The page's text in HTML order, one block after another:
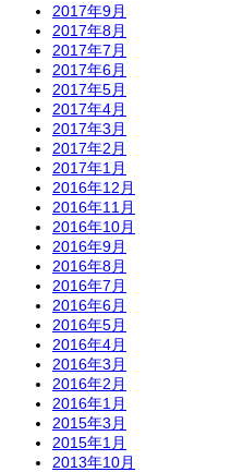
2017年9月
2017年8月
2017年7月
2017年6月
2017年5月
2017年4月
2017年3月
2017年2月
2017年1月
2016年12月
2016年11月
2016年10月
2016年9月
2016年8月
2016年7月
2016年6月
2016年5月
2016年4月
2016年3月
2016年2月
2016年1月
2015年3月
2015年1月
2013年10月